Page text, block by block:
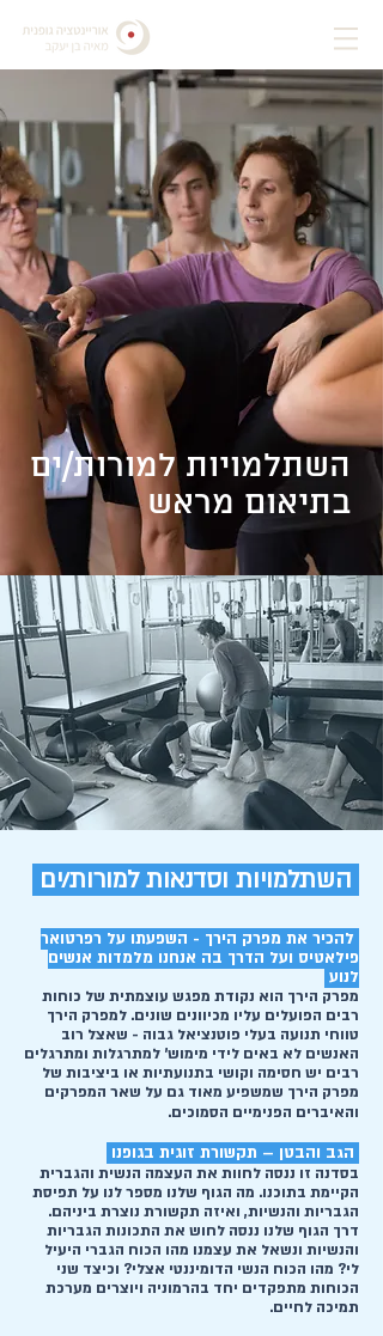
השתלמויות למורות/ים
בתיאום מראש
השתלמויות וסדנאות למורות/ים
להכיר את מפרק הירך - השפעתו על רפרטואר
פילאטיס ועל הדרך בה אנחנו מלמדות אנשים
לנוע
מפרק הירך הוא נקודת מפגש עוצמתית של כוחות
רבים הפועלים עליו מכיוונים שונים. למפרק הירך
טווחי תנועה בעלי פוטנציאל גבוה - שאצל רוב
האנשים לא באים לידי מימוש' למתרגלות ומתרגלים
רבים יש חסימה וקושי בתנועתיות או ביציבות של
מפרק הירך שמשפיע מאוד גם על שאר המפרקים
והאיברים הפנימיים הסמוכים.
הגב והבטן – תקשורת זוגית בגופנו
בסדנה זו ננסה לחוות את העצמה הנשית והגברית
הקיימת בתוכנו. מה הגוף שלנו מספר לנו על תפיסת
הגבריות והנשיות, ואיזה תקשורת נוצרת ביניהם.
דרך הגוף שלנו ננסה לחוש את התכונות הגבריות
והנשיות ונשאל את עצמנו מהו הכוח הגברי היעיל
לי? מהו הכוח הנשי הדומיננטי אצלי? וכיצד שני
הכוחות מתפקדים יחד בהרמוניה ויוצרים מערכת
תמיכה לחיים.